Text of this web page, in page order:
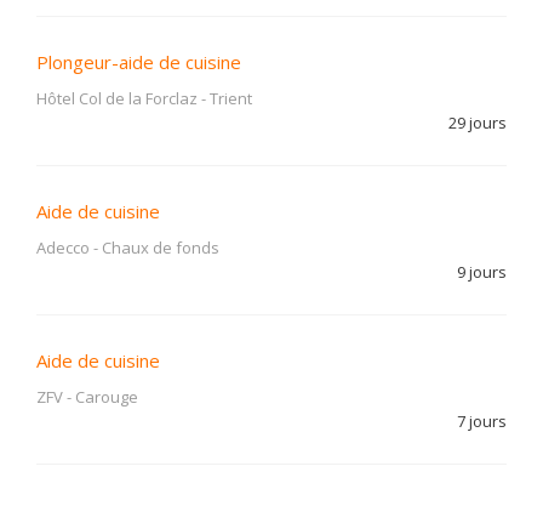
Plongeur-aide de cuisine
Hôtel Col de la Forclaz -Trient
29 jours
Aide de cuisine
Adecco - Chaux de fonds
9 jours
Aide de cuisine
ZFV- Carouge
7 jours